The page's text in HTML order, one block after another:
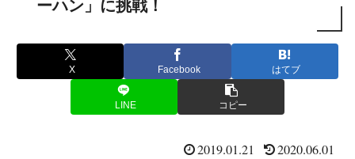
ーハン」に挑戦！
X Facebook はてブ
LINE コピー
2019.01.21 2020.06.01